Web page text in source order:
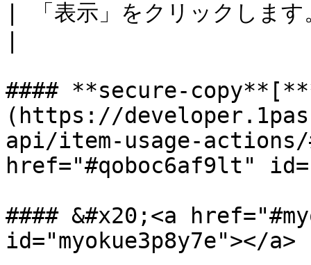
| 「表示」をクリック
#### **secure-
(https://
api/item-usage-actions/
href="#qoboc6af9lt"
#### &#x20;<a
id="myokue3p8y7e"></a>